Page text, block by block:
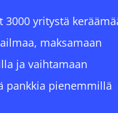
3000 yritystä
maksamaan
ja vaihtamaan
pankkia pienemmillä